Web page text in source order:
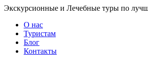
Экскурсионные и Лечебные туры по
О нас
Туристам
Блог
Контакты